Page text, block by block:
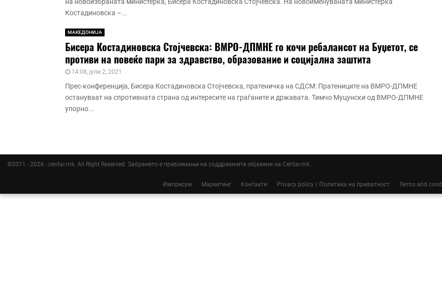
Костадиновска –...
МАКЕДОНИЈА
Бисера Костадиновска Стојчевска: ВМРО-ДПМНЕ го кочи ребалансот на Буџетот, се
противи на повеќе пари за здравство, образование и социјална заштита
14:08, јули 2, 2021
Прес-конференција, Бисера Костадиновска Стојчевска, пратеничка на СДСМ: Пратениците на ВМРО-ДПМНЕ
остануваат на спротивната страна од интересите на граѓаните и државата. Тимчо Муцунски од ВМРО-ДПМНЕ
упорно...
©2011 - 2026 - centar.mk. All Right Reserved. Забрането е превземање на соддржините објавени на Centar.mk.
Импресум Маркетинг Контакти Privacy policy / Политика на приватност Terms and